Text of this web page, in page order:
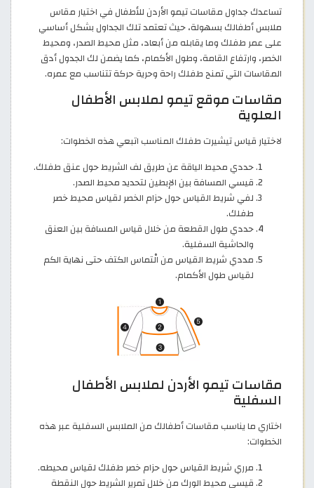
تساعدك جداول مقاسات تيمو الأردن للأطفال في اختيار مقاس
ملابس أطفالك بسهولة، حيث تعتمد تلك الجداول بشكل أساسي
على عمر طفلك وما يقابله من أبعاد، مثل محيط الصدر، ومحيط
الخصر، وارتفاع القامة، وطول الأكمام، كما يضمن لك الجدول أدق
المقاسات التي تمنح طفلك راحة وحرية حركة تتناسب مع عمره.
مقاسات موقع تيمو لملابس الأطفال
العلوية
لاختيار قياس تيشيرت طفلك المناسب اتبعي هذه الخطوات:
حددي محيط الياقة عن طريق لف الشريط حول عنق طفلك.
قيسي المسافة بين الإبطين لتحديد محيط الصدر.
لفي شريط القياس حول حزام الخصر لقياس محيط خصر
طفلك.
حددي طول القطعة من خلال قياس المسافة بين العنق
والحاشية السفلية.
مددي شريط القياس من الْتماس الكتف حتى نهاية الكم
لقياس طول الأكمام.
مقاسات تيمو الأردن لملابس الأطفال
السفلية
اختاري ما يناسب مقاسات أطفالك من الملابس السفلية عبر هذه
الخطوات:
مرري شريط القياس حول حزام خصر طفلك لقياس محيطه.
قيسي محيط الورك من خلال تمرير الشريط حول النقطة